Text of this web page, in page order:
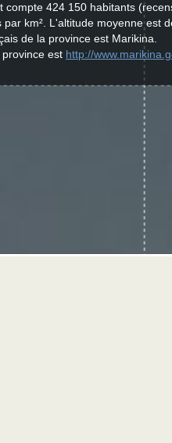
424 150 habitants
km². L'altitude moyenne est
de la province est Marikina.
est http://